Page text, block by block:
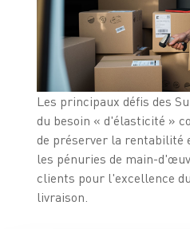
Les principaux défis des
du besoin « d'élasticité »
de préserver la rentabilité
les pénuries de main-
clients pour l'excellence
livraison.